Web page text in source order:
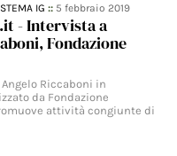
IG :: 5 febbraio 2019
- Intervista a
Fondazione
Riccaboni in
da Fondazione
attività congiunte di